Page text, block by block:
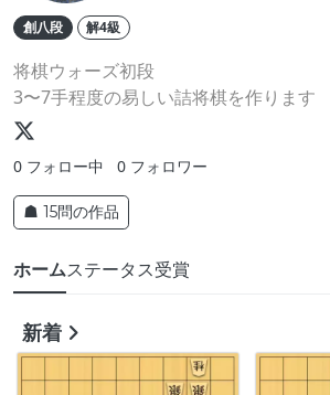
創八段 解4級
将棋ウォーズ初段
3〜7手程度の易しい詰将棋を作ります
0 フォロー中 0 フォロワー
☗ 15問の作品
ホームステータス受賞
新着